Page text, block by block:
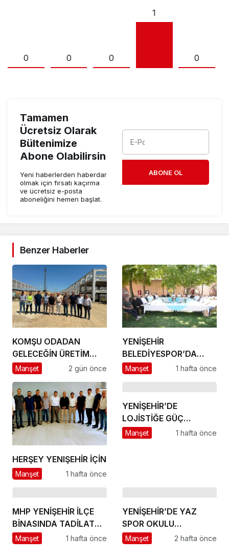
0 0 0
1
0
Tamamen
Ücretsiz Olarak
Bültenimize
Abone Olabilirsin
Yeni haberlerden haberdar
olmak için fırsatı kaçırma
ve ücretsiz e-posta
aboneliğini hemen başlat.
ABONE OL
Benzer Haberler
KOMŞU ODADAN
GELECEĞİN ÜRETİM
ÜSSÜ YESAN’A
Manşet 2 gün önce
YENİŞEHİR
BELEDİYESPOR’DA
GÜÇLÜ YÖNETİM,
Manşet 1 hafta önce
HERŞEY YENIŞEHİR İÇİN
Manşet 1 hafta önce
YENİŞEHİR’DE
LOJİSTİĞE GÜÇ
KATACAK ADIM
Manşet 1 hafta önce
MHP YENİŞEHİR İLÇE
BİNASINDA TADİLAT
BAŞLADI
Manşet 1 hafta önce
YENİŞEHİR’DE YAZ
SPOR OKULU
HEYECANI BAŞLADI
Manşet 2 hafta önce